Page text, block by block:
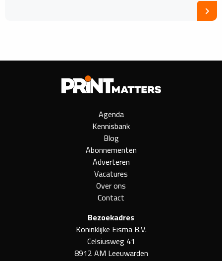
Agenda
Kennisbank
Blog
Abonnementen
Adverteren
Vacatures
Over ons
Contact
Bezoekadres
Koninklijke Eisma B.V.
Celsiusweg 41
8912 AM Leeuwarden